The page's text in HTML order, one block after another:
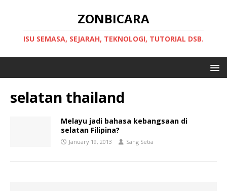
ZONBICARA
ISU SEMASA, SEJARAH, TEKNOLOGI, TUTORIAL DSB.
selatan thailand
Melayu jadi bahasa kebangsaan di
selatan Filipina?
January 19, 2013 Sang Setia